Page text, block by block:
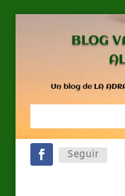
BLOG
Un blog de LA
Seguir